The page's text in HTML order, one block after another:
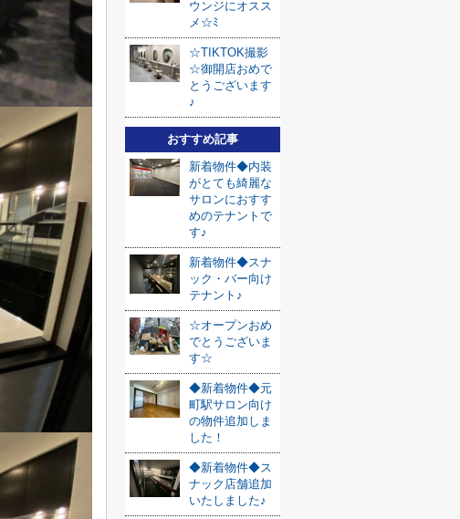
ウンジにオスス
メ☆ﾐ
☆TIKTOK撮影
☆御開店おめで
とうございます
♪
おすすめ記事
新着物件◆内装
がとても綺麗な
サロンにおすす
めのテナントで
す♪
新着物件◆スナ
ック・バー向け
テナント♪
☆オープンおめ
でとうございま
す☆
◆新着物件◆元
町駅サロン向け
の物件追加しま
した！
◆新着物件◆ス
ナック店舗追加
いたしました♪